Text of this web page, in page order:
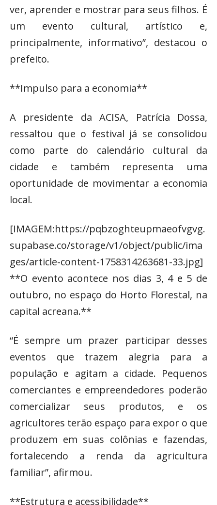
ver, aprender e mostrar para seus filhos. É
um evento cultural, artístico e,
principalmente, informativo”, destacou o
prefeito.
**Impulso para a economia**
A presidente da ACISA, Patrícia Dossa,
ressaltou que o festival já se consolidou
como parte do calendário cultural da
cidade e também representa uma
oportunidade de movimentar a economia
local.
[IMAGEM:https://pqbzoghteupmaeofvgvg.
supabase.co/storage/v1/object/public/ima
ges/article-content-1758314263681-33.jpg]
**O evento acontece nos dias 3, 4 e 5 de
outubro, no espaço do Horto Florestal, na
capital acreana.**
“É sempre um prazer participar desses
eventos que trazem alegria para a
população e agitam a cidade. Pequenos
comerciantes e empreendedores poderão
comercializar seus produtos, e os
agricultores terão espaço para expor o que
produzem em suas colônias e fazendas,
fortalecendo a renda da agricultura
familiar”, afirmou.
**Estrutura e acessibilidade**